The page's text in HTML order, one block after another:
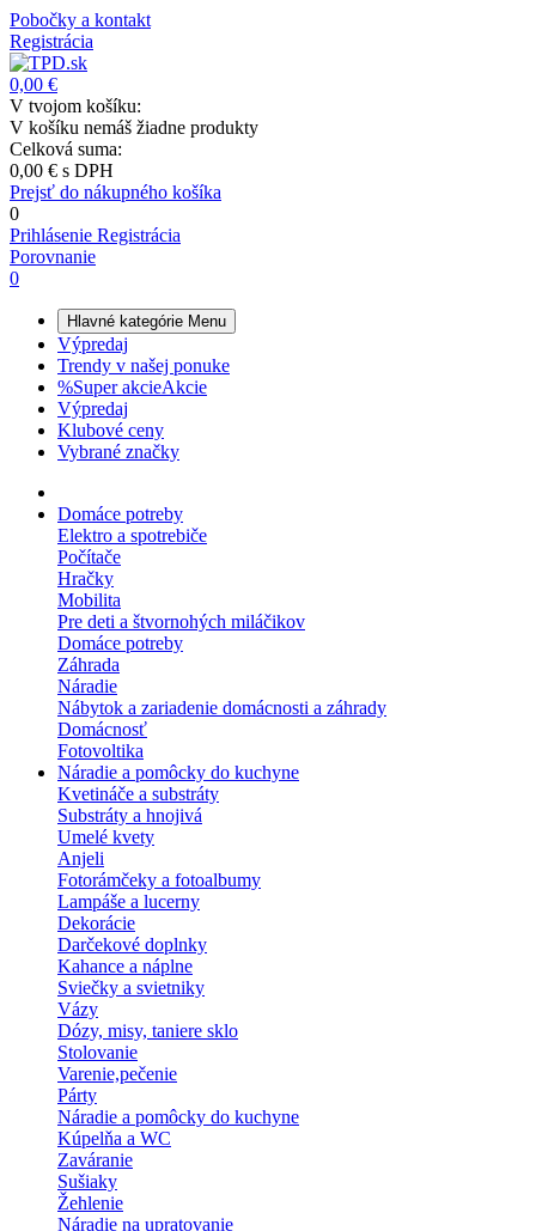
Pobočky a kontakt
Registrácia
0,00 €
V tvojom košíku:
V košíku nemáš žiadne produkty
Celková suma:
0,00 € s DPH
Prejsť do nákupného košíka
0
Prihlásenie Registrácia
Porovnanie
0
Hlavné kategórie Menu
Výpredaj
Trendy v našej ponuke
%Super akcieAkcie
Výpredaj
Klubové ceny
Vybrané značky
Domáce potreby
Elektro a spotrebiče
Počítače
Hračky
Mobilita
Pre deti a štvornohých miláčikov
Domáce potreby
Záhrada
Náradie
Nábytok a zariadenie domácnosti a záhrady
Domácnosť
Fotovoltika
Náradie a pomôcky do kuchyne
Kvetináče a substráty
Substráty a hnojivá
Umelé kvety
Anjeli
Fotorámčeky a fotoalbumy
Lampáše a lucerny
Dekorácie
Darčekové doplnky
Kahance a náplne
Sviečky a svietniky
Vázy
Dózy, misy, taniere sklo
Stolovanie
Varenie,pečenie
Párty
Náradie a pomôcky do kuchyne
Kúpelňa a WC
Zaváranie
Sušiaky
Žehlenie
Náradie na upratovanie